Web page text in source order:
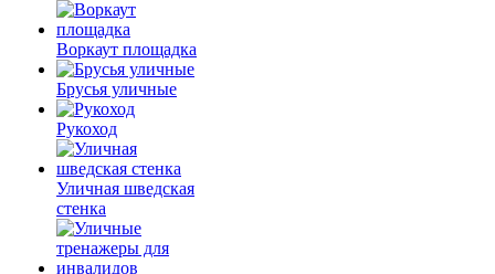
Воркаут площадка
Брусья уличные
Рукоход
Уличная шведская
стенка